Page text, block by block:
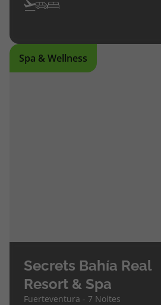
Spa & Wellness
Secrets Bahía Real
Resort & Spa
Fuerteventura - 7 Noites